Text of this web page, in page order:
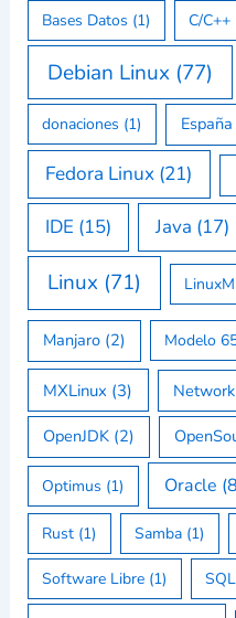
Bases Datos (1) C/C++
Debian Linux (77)
donaciones (1) España
Fedora Linux (21)
IDE (15) Java (17)
Linux (71)
Manjaro(2) Modelo
MXLinux (3) Network
OpenJDK(2)
Optimus (1) Oracle
Rust (1) Samba (1)
Software Libre (1) SQL